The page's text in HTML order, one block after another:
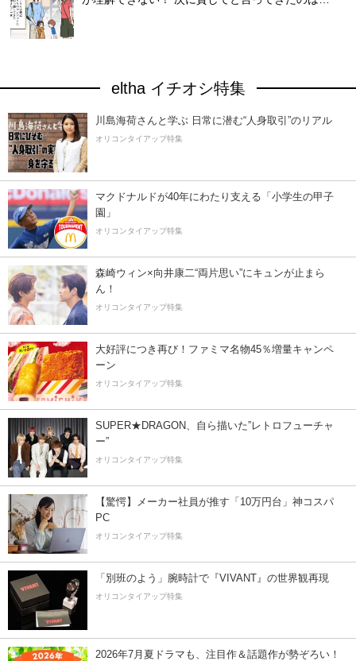
eltha イチオシ特集
川島海荷さんと学ぶ 日常に潜む“人身取引”のリアル
オリコンタイアップ特集
マクドナルドが40年にわたり支える「小学生の甲子
園」
オリコンタイアップ特集
森崎ウィン×向井康二“両片思い”にキュンが止まら
ん！
オリコンタイアップ特集
大好評につき再び！ファミマ名物45％増量キャンペ
ーン
オリコンタイアップ特集
SUPER★DRAGON、自ら描いた”レトロフューチャ
ー”
オリコンタイアップ特集
【驚愕】メーカー社員が推す「10万円台」神コスパ
PC
オリコンタイアップ特集
「別班のよう」腕時計で『VIVANT』の世界観再現
オリコンタイアップ特集
2026年7月夏ドラマも、注目作＆話題作が勢ぞろい！